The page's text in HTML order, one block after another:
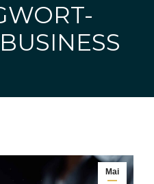
Mai